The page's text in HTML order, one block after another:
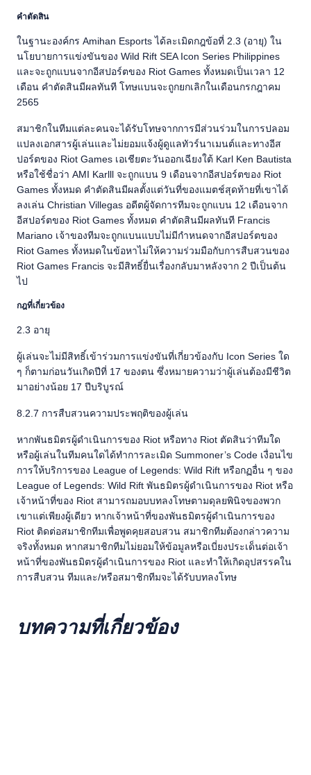
คำตัดสิน
ในฐานะองค์กร Amihan Esports ได้ละเมิดกฎข้อที่ 2.3 (อายุ) ใน
นโยบายการแข่งขันของ Wild Rift SEA Icon Series Philippines
และจะถูกแบนจากอีสปอร์ตของ Riot Games ทั้งหมดเป็นเวลา 12
เดือน คำตัดสินมีผลทันที โทษแบนจะถูกยกเลิกในเดือนกรกฎาคม
2565
สมาชิกในทีมแต่ละคนจะได้รับโทษจากการมีส่วนร่วมในการปลอม
แปลงเอกสารผู้เล่นและไม่ยอมแจ้งผู้ดูแลทัวร์นาเมนต์และทางอีส
ปอร์ตของ Riot Games เอเชียตะวันออกเฉียงใต้ Karl Ken Bautista
หรือใช้ชื่อว่า AMI Karlll จะถูกแบน 9 เดือนจากอีสปอร์ตของ Riot
Games ทั้งหมด คำตัดสินมีผลตั้งแต่วันที่ของแมตช์สุดท้ายที่เขาได้
ลงเล่น Christian Villegas อดีตผู้จัดการทีมจะถูกแบน 12 เดือนจาก
อีสปอร์ตของ Riot Games ทั้งหมด คำตัดสินมีผลทันที Francis
Mariano เจ้าของทีมจะถูกแบนแบบไม่มีกำหนดจากอีสปอร์ตของ
Riot Games ทั้งหมดในข้อหาไม่ให้ความร่วมมือกับการสืบสวนของ
Riot Games Francis จะมีสิทธิ์ยื่นเรื่องกลับมาหลังจาก 2 ปีเป็นต้น
ไป
กฎที่เกี่ยวข้อง
2.3 อายุ
ผู้เล่นจะไม่มีสิทธิ์เข้าร่วมการแข่งขันที่เกี่ยวข้องกับ Icon Series ใด
ๆ ก็ตามก่อนวันเกิดปีที่ 17 ของตน ซึ่งหมายความว่าผู้เล่นต้องมีชีวิต
มาอย่างน้อย 17 ปีบริบูรณ์
8.2.7 การสืบสวนความประพฤติของผู้เล่น
หากพันธมิตรผู้ดำเนินการของ Riot หรือทาง Riot ตัดสินว่าทีมใด
หรือผู้เล่นในทีมคนใดได้ทำการละเมิด Summoner’s Code เงื่อนไข
การให้บริการของ League of Legends: Wild Rift หรือกฏอื่น ๆ ของ
League of Legends: Wild Rift พันธมิตรผู้ดำเนินการของ Riot หรือ
เจ้าหน้าที่ของ Riot สามารถมอบบทลงโทษตามดุลยพินิจของพวก
เขาแต่เพียงผู้เดียว หากเจ้าหน้าที่ของพันธมิตรผู้ดำเนินการของ
Riot ติดต่อสมาชิกทีมเพื่อพูดคุยสอบสวน สมาชิกทีมต้องกล่าวความ
จริงทั้งหมด หากสมาชิกทีมไม่ยอมให้ข้อมูลหรือเบี่ยงประเด็นต่อเจ้า
หน้าที่ของพันธมิตรผู้ดำเนินการของ Riot และทำให้เกิดอุปสรรคใน
การสืบสวน ทีมและ/หรือสมาชิกทีมจะได้รับบทลงโทษ
บทความที่เกี่ยวข้อง